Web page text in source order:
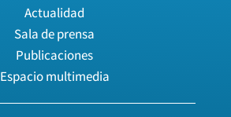
Actualidad
Sala de prensa
Publicaciones
Espacio multimedia